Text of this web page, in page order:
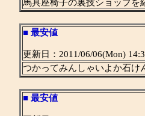
馬具座椅子の裏技ショップを
■ 最安値
更新日：2011/06/06(Mon)
つかってみんしゃいよか石け
■ 最安値